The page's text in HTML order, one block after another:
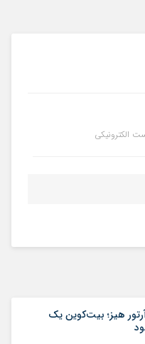
الکترونیکی
هیز؛ بیت‌کوین یک